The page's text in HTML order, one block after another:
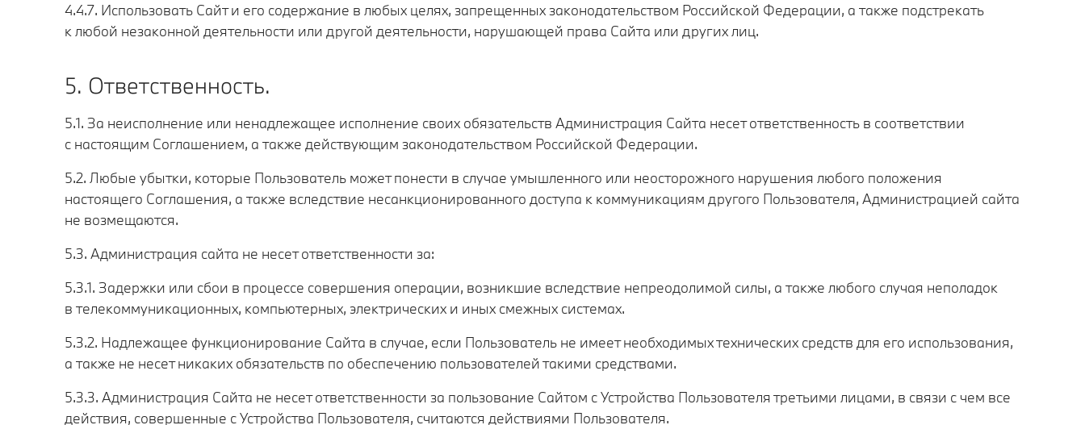
4.4.7. Использовать Сайт и его содержание в любых целях, запрещенных законодательством Российской Федерации, а также подстрекать
к любой незаконной деятельности или другой деятельности, нарушающей права Сайта или других лиц.
5. Ответственность.
5.1. За неисполнение или ненадлежащее исполнение своих обязательств Администрация Сайта несет ответственность в соответствии
с настоящим Соглашением, а также действующим законодательством Российской Федерации.
5.2. Любые убытки, которые Пользователь может понести в случае умышленного или неосторожного нарушения любого положения
настоящего Соглашения, а также вследствие несанкционированного доступа к коммуникациям другого Пользователя, Администрацией сайта
не возмещаются.
5.3. Администрация сайта не несет ответственности за:
5.3.1. Задержки или сбои в процессе совершения операции, возникшие вследствие непреодолимой силы, а также любого случая неполадок
в телекоммуникационных, компьютерных, электрических и иных смежных системах.
5.3.2. Надлежащее функционирование Сайта в случае, если Пользователь не имеет необходимых технических средств для его использования,
а также не несет никаких обязательств по обеспечению пользователей такими средствами.
5.3.3. Администрация Сайта не несет ответственности за пользование Сайтом с Устройства Пользователя третьими лицами, в связи с чем все
действия, совершенные с Устройства Пользователя, считаются действиями Пользователя.